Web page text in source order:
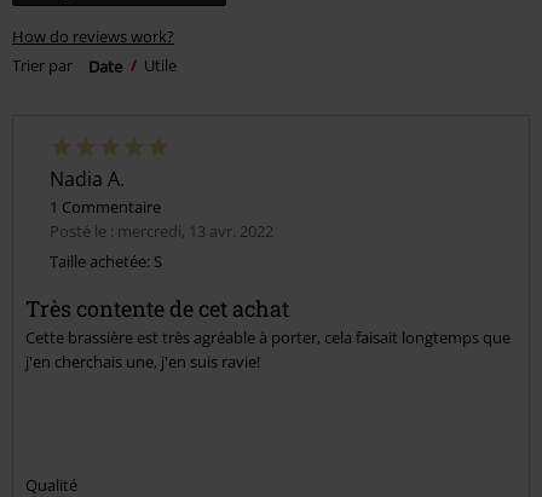
How do reviews work?
Trier par
Date Utile
Nadia A.
1 Commentaire
Posté le : mercredi, 13 avr. 2022
Taille achetée: S
Très contente de cet achat
Cette brassière est très agréable à porter, cela faisait longtemps que
j'en cherchais une, j'en suis ravie!
Qualité